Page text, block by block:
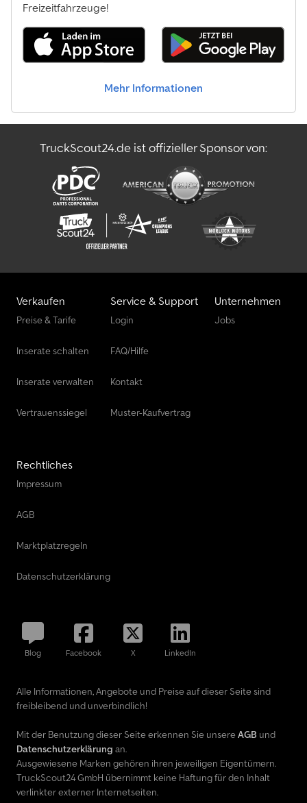
Freizeitfahrzeuge!
Mehr Informationen
TruckScout24.de ist offizieller Sponsor von:
Verkaufen
Preise & Tarife
Inserate schalten
Inserate verwalten
Vertrauenssiegel
Service & Support
Login
FAQ/Hilfe
Kontakt
Muster-Kaufvertrag
Unternehmen
Jobs
Rechtliches
Impressum
AGB
Marktplatzregeln
Datenschutzerklärung
Blog Facebook X LinkedIn
Alle Informationen, Angebote und Preise auf dieser Seite sind
freibleibend und unverbindlich!
Mit der Benutzung dieser Seite erkennen Sie unsere AGB und
Datenschutzerklärung an.
Ausgewiesene Marken gehören ihren jeweiligen Eigentümern.
TruckScout24 GmbH übernimmt keine Haftung für den Inhalt
verlinkter externer Internetseiten.